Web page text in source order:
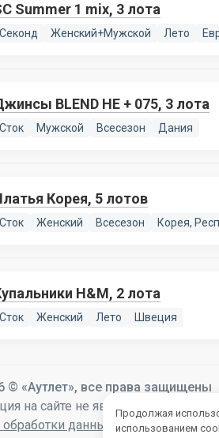
Summer 1 mix, 3 лота
Секонд Женский+Мужской Лето
BLEND HE + 075, 3 лота
Сток Мужской Всесезон Дания
Корея, 5 лотов
Сток Женский Всесезон Корея,
H&M, 2 лота
Сток Женский Лето Швеция
© «Аутлет», все права защищены
на сайте не является офертой –
данных
Продолжая
использованием